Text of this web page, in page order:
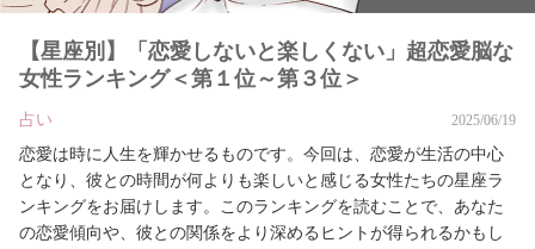
【星座別】「恋愛しないと楽しくない」超恋愛脳な
女性ランキング＜第１位～第３位＞
占い 2025/06/19
恋愛は時に人生を輝かせるものです。今回は、恋愛が生活の中心
となり、彼との時間が何よりも楽しいと感じる女性たちの星座ラ
ンキングをお届けします。このランキングを読むことで、あなた
の恋愛傾向や、彼との関係をより深めるヒントが得られるかもし